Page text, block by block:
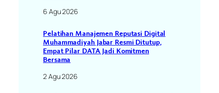
6 Agu 2026
Pelatihan Manajemen Reputasi Digital
Muhammadiyah Jabar Resmi Ditutup,
Empat Pilar DATA Jadi Komitmen
Bersama
2 Agu 2026